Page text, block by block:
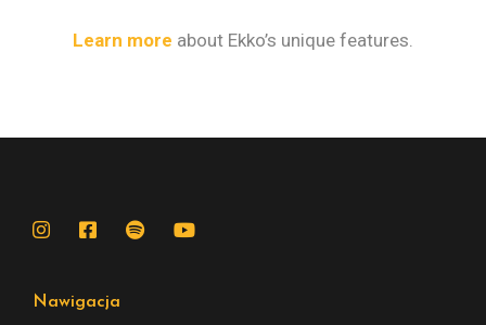
Learn more about Ekko’s unique features.
Nawigacja